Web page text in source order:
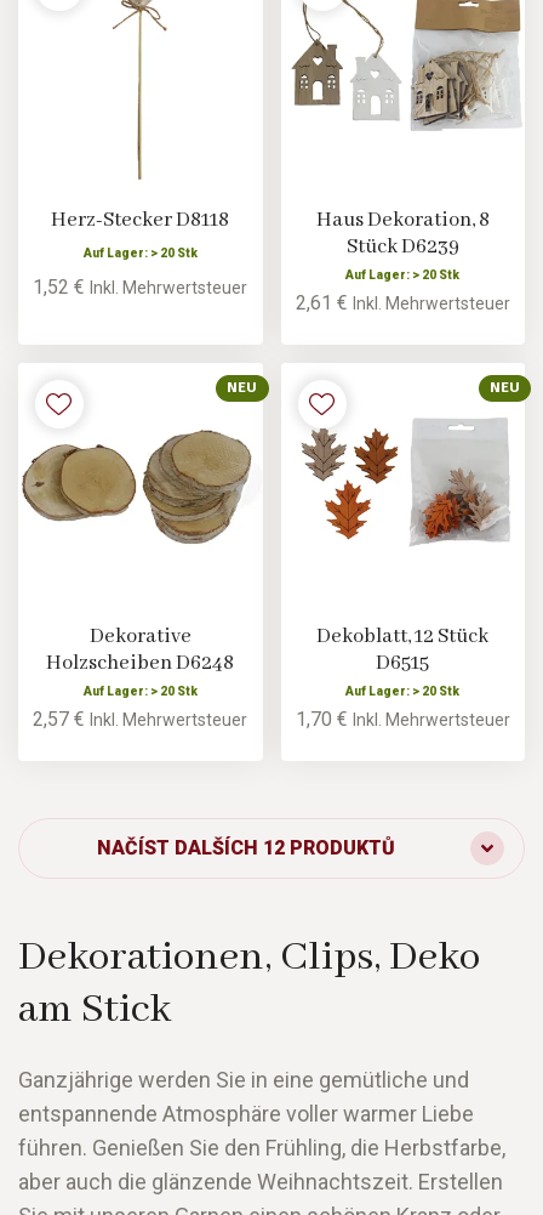
Herz-Stecker D8118
Auf Lager: > 20 Stk
1,52 €Inkl. Mehrwertsteuer
Haus Dekoration, 8
Stück D6239
Auf Lager: > 20 Stk
2,61 € Inkl. Mehrwertsteuer
NEU
Dekorative
Holzscheiben D6248
Auf Lager: > 20 Stk
2,57 €Inkl. Mehrwertsteuer
NEU
Dekoblatt, 12 Stück
D6515
Auf Lager: > 20 Stk
1,70 € Inkl. Mehrwertsteuer
NAČÍST DALŠÍCH 12 PRODUKTŮ
Dekorationen, Clips, Deko
am Stick
Ganzjährige werden Sie in eine gemütliche und
entspannende Atmosphäre voller warmer Liebe
führen. Genießen Sie den Frühling, die Herbstfarbe,
aber auch die glänzende Weihnachtszeit. Erstellen